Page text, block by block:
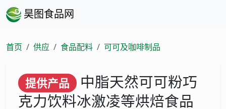
昊图食品网
首页 供应 食品配料 可可及咖啡制品
提供产品
中脂天然可可粉巧
克力饮料冰激凌等烘焙食品